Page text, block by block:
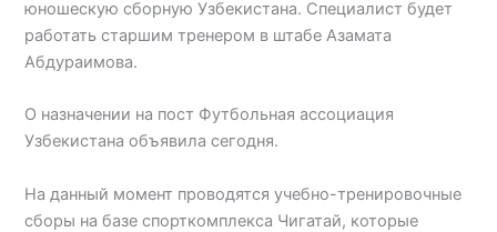
юношескую сборную Узбекистана. Специалист будет
работать старшим тренером в штабе Азамата
Абдураимова.
О назначении на пост Футбольная ассоциация
Узбекистана объявила сегодня.
На данный момент проводятся учебно-тренировочные
сборы на базе спорткомплекса Чигатай, которые